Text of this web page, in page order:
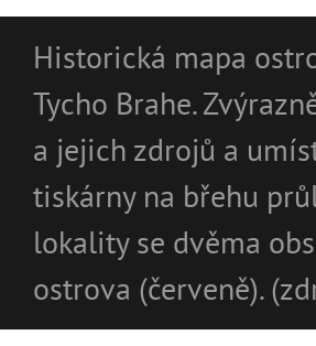
Historická mapa
Tycho Brahe.
a jejich zdrojů a
tiskárny na břehu
lokality se dvěma
ostrova (červeně).